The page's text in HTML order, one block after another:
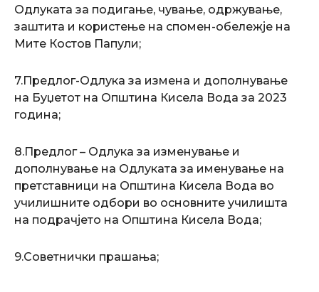
Одлуката за подигање, чување, одржување,
заштита и користење на спомен-обележје на
Мите Костов Папули;
7.Предлог-Одлука за измена и дополнување
на Буџетот на Општина Кисела Вода за 2023
година;
8.Предлог – Одлука за изменување и
дополнување на Одлуката за именување на
претставници на Општина Кисела Вода во
училишните одбори во основните училишта
на подрачјето на Општина Кисела Вода;
9.Советнички прашања;